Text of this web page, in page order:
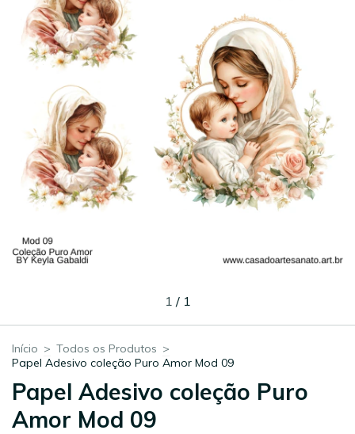
1 / 1
Início > Todos os Produtos >
Papel Adesivo coleção Puro Amor Mod 09
Papel Adesivo coleção Puro
Amor Mod 09